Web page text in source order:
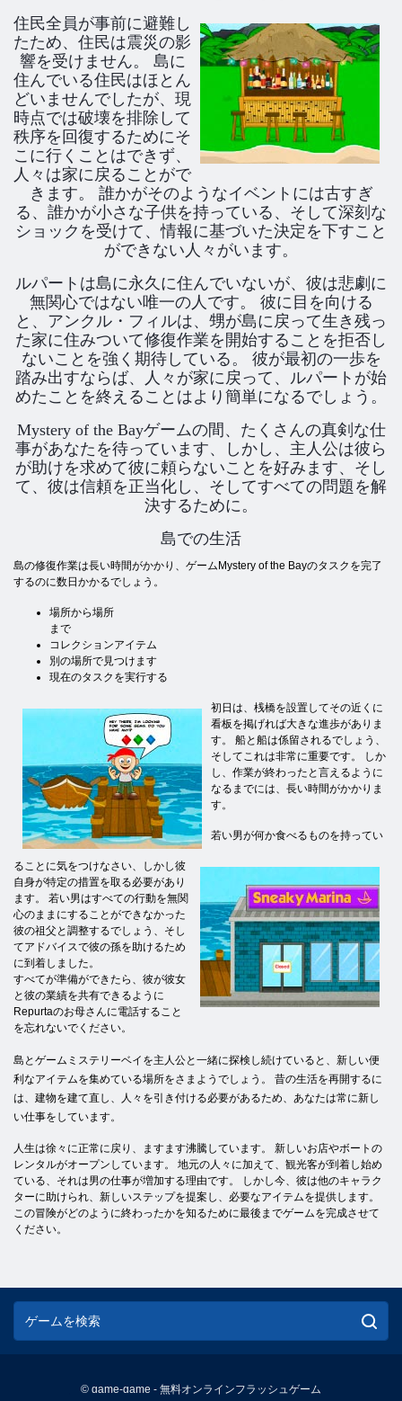
住民全員が事前に避難し
たため、住民は震災の影
響を受けません。 島に
住んでいる住民はほとん
どいませんでしたが、現
時点では破壊を排除して
秩序を回復するためにそ
こに行くことはできず、
人々は家に戻ることがで
きます。 誰かがそのようなイベントには古すぎ
る、誰かが小さな子供を持っている、そして深刻な
ショックを受けて、情報に基づいた決定を下すこと
ができない人々がいます。
ルパートは島に永久に住んでいないが、彼は悲劇に
無関心ではない唯一の人です。 彼に目を向ける
と、アンクル・フィルは、甥が島に戻って生き残っ
た家に住みついて修復作業を開始することを拒否し
ないことを強く期待している。 彼が最初の一歩を
踏み出すならば、人々が家に戻って、ルパートが始
めたことを終えることはより簡単になるでしょう。
Mystery of the Bayゲームの間、たくさんの真剣な仕
事があなたを待っています、しかし、主人公は彼ら
が助けを求めて彼に頼らないことを好みます、そし
て、彼は信頼を正当化し、そしてすべての問題を解
決するために。
島での生活
島の修復作業は長い時間がかかり、ゲームMystery of the Bayのタスクを完了
するのに数日かかるでしょう。
場所から場所
まで
コレクションアイテム
別の場所で見つけます
現在のタスクを実行する
初日は、桟橋を設置してその近くに
看板を掲げれば大きな進歩がありま
す。 船と船は係留されるでしょう、
そしてこれは非常に重要です。 しか
し、作業が終わったと言えるように
なるまでには、長い時間がかかりま
す。
若い男が何か食べるものを持ってい
ることに気をつけなさい、しかし彼
自身が特定の措置を取る必要があり
ます。 若い男はすべての行動を無関
心のままにすることができなかった
彼の祖父と調整するでしょう、そし
てアドバイスで彼の孫を助けるため
に到着しました。
すべてが準備ができたら、彼が彼女
と彼の業績を共有できるように
Repurtaのお母さんに電話すること
を忘れないでください。
島とゲームミステリーベイを主人公と一緒に探検し続けていると、新しい便
利なアイテムを集めている場所をさまようでしょう。 昔の生活を再開するに
は、建物を建て直し、人々を引き付ける必要があるため、あなたは常に新し
い仕事をしています。
人生は徐々に正常に戻り、ますます沸騰しています。 新しいお店やボートの
レンタルがオープンしています。 地元の人々に加えて、観光客が到着し始め
ている、それは男の仕事が増加する理由です。 しかし今、彼は他のキャラク
ターに助けられ、新しいステップを提案し、必要なアイテムを提供します。
この冒険がどのように終わったかを知るために最後までゲームを完成させて
ください。
© game-game - 無料オンラインフラッシュゲーム